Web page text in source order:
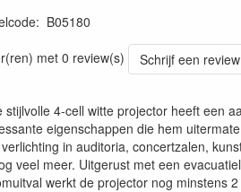
: B05180
met 0 review(s)
Schrijf een review
stijlvolle 4-cell witte projector heeft een
eigenschappen die hem
in auditoria, concertzalen,
veel meer. Uitgerust met een
werkt de projector nog minstens